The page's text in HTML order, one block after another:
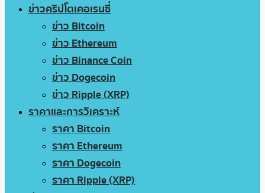
ข่าวคริปโตเคอเรนซี่
ข่าว Bitcoin
ข่าว Ethereum
ข่าว Binance Coin
ข่าว Dogecoin
ข่าว Ripple (XRP)
ราคาและการวิเคราะห์
ราคา Bitcoin
ราคา Ethereum
ราคา Dogecoin
ราคา Ripple (XRP)